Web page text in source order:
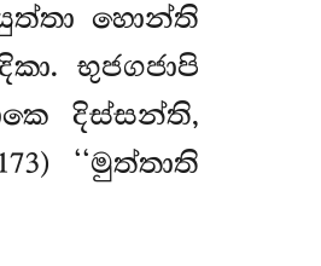
හොන්ති
භුජගජාපි
දිස්සන්ති,
‘‘මුත්තාති